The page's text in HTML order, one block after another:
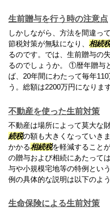
生前贈与を行う時の注意点
しかしながら、方法を間違っ
節税対策が無駄になり、 相続
るのです。では、生前贈与の
るのでしょうか。 ①暦年贈与
ば、20年間にわたって毎年
う。総額は2200万円になりま
不動産を使った生前対策
不動産は場所によって莫大な
続税の額も大きくなっていき
かかる相続税を軽減すること
の贈与および相続にあたって
与や小規模宅地等の特例とい
例の具体的な説明は以下のよ
生命保険による生前対策